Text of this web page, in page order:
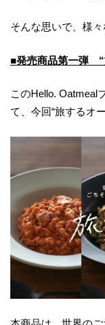
そんな思いで、様々
■発売商品第一弾 “
このHello. Oatmeal
て、今回“旅するオ